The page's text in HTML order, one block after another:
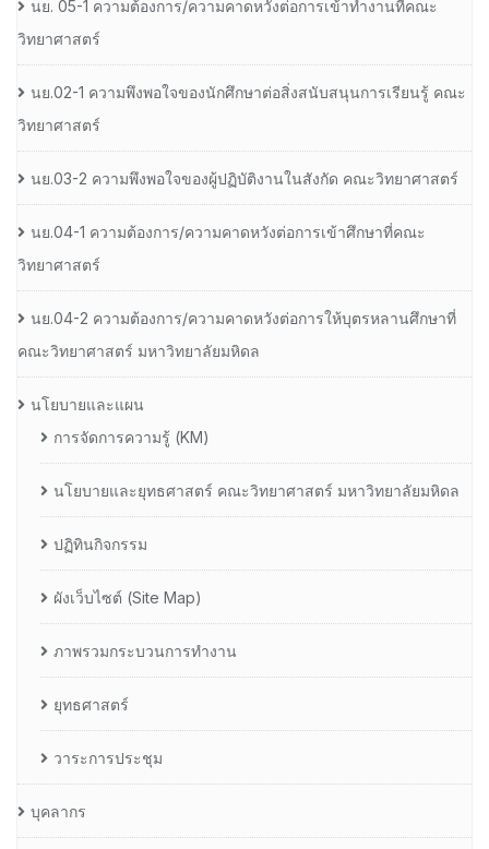
นย. 05-1 ความต้องการ/ความคาดหวังต่อการเข้าทำงานที่คณะ
วิทยาศาสตร์
นย.02-1 ความพึงพอใจของนักศึกษาต่อสิ่งสนับสนุนการเรียนรู้ คณะ
วิทยาศาสตร์
นย.03-2 ความพึงพอใจของผู้ปฏิบัติงานในสังกัด คณะวิทยาศาสตร์
นย.04-1 ความต้องการ/ความคาดหวังต่อการเข้าศึกษาที่คณะ
วิทยาศาสตร์
นย.04-2 ความต้องการ/ความคาดหวังต่อการให้บุตรหลานศึกษาที่
คณะวิทยาศาสตร์ มหาวิทยาลัยมหิดล
นโยบายและแผน
การจัดการความรู้ (KM)
นโยบายและยุทธศาสตร์ คณะวิทยาศาสตร์ มหาวิทยาลัยมหิดล
ปฏิทินกิจกรรม
ผังเว็บไซต์ (Site Map)
ภาพรวมกระบวนการทำงาน
ยุทธศาสตร์
วาระการประชุม
บุคลากร